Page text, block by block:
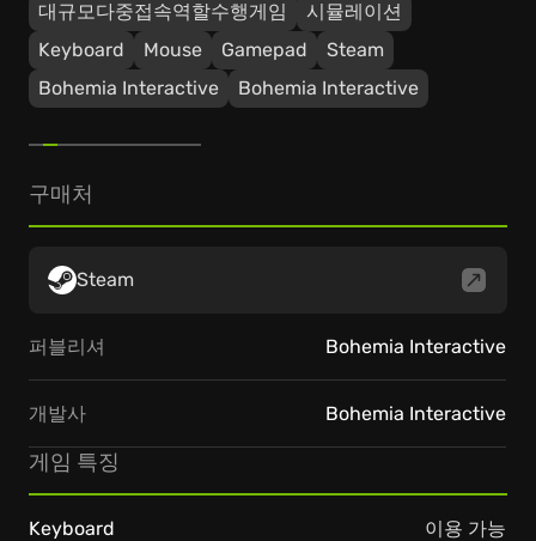
대규모다중접속역할수행게임
시뮬레이션
Keyboard
Mouse Gamepad
Steam
Bohemia Interactive
Bohemia Interactive
구매처
Steam
퍼블리셔 Bohemia Interactive
개발사 Bohemia Interactive
게임 특징
Keyboard 이용 가능